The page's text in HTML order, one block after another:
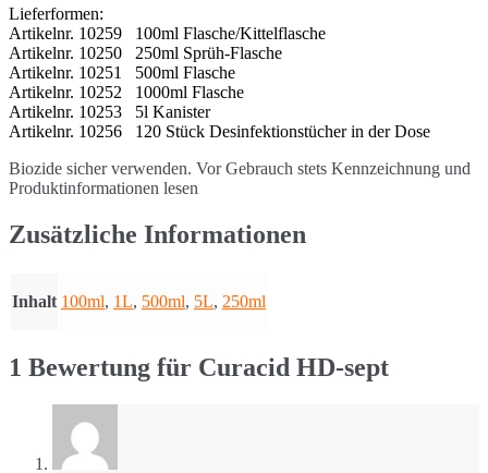
Lieferformen:
Artikelnr. 10259 100ml Flasche/Kittelflasche
Artikelnr. 10250 250ml Sprüh-Flasche
Artikelnr. 10251 500ml Flasche
Artikelnr. 10252 1000ml Flasche
Artikelnr. 10253 5l Kanister
Artikelnr. 10256 120 Stück Desinfektionstücher in der Dose
Biozide sicher verwenden. Vor Gebrauch stets Kennzeichnung und
Produktinformationen lesen
Zusätzliche Informationen
Inhalt 100ml, 1L, 500ml, 5L, 250ml
1 Bewertung für Curacid HD-sept